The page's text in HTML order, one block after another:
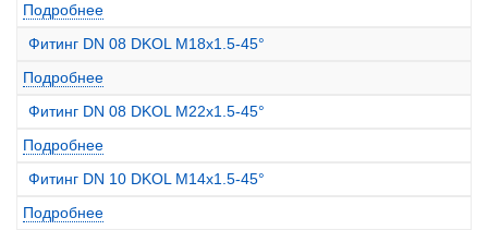
Подробнее
Фитинг DN 08 DKOL M18x1.5-45°
Подробнее
Фитинг DN 08 DKOL M22x1.5-45°
Подробнее
Фитинг DN 10 DKOL M14x1.5-45°
Подробнее